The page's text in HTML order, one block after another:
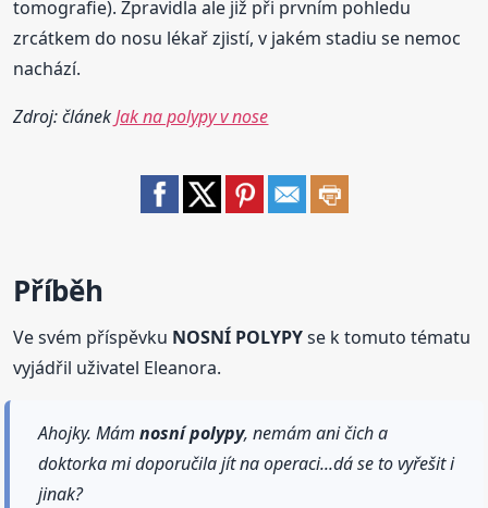
tomografie). Zpravidla ale již při prvním pohledu
zrcátkem do nosu lékař zjistí, v jakém stadiu se nemoc
nachází.
Zdroj: článekJak na polypy v nose
Příběh
Ve svém příspěvku NOSNÍ POLYPYse k tomuto tématu
vyjádřil uživatel Eleanora.
Ahojky. Mámnosnípolypy, nemám ani čich a
doktorka mi doporučila jít na operaci...dá se to vyřešit i
jinak?